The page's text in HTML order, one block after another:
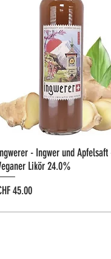
- Ingwer und Apfelsaft
Likör 24.0%
45.00